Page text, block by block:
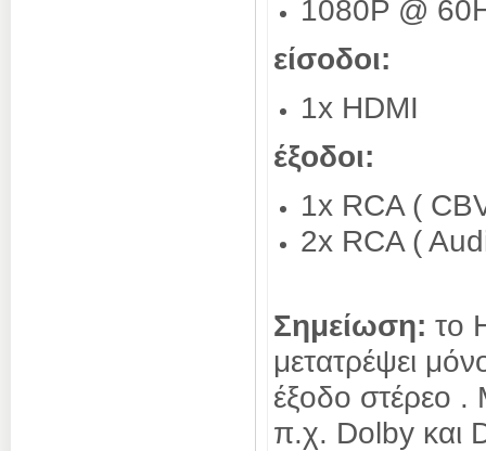
1080P @
είσοδοι:
1x HDMI
έξοδοι:
1x RCA (
2x RCA (
Σημείωση: το
μετατρέψει
έξοδο στέρεο .
π.χ. Dolby και